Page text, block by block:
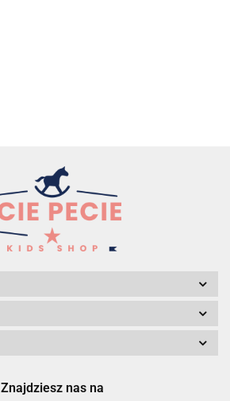
Znajdziesz nas na